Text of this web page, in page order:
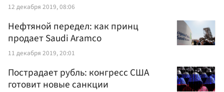
12 декабря 2019, 08:06
Нефтяной передел: как принц
продает Saudi Aramco
11 декабря 2019, 20:01
Пострадает рубль: конгресс США
готовит новые санкции